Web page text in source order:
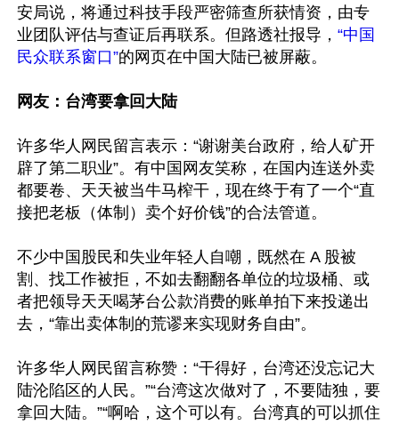
安局说，将通过科技手段严密筛查所获情资，由专
业团队评估与查证后再联系。但路透社报导， “中国
民众联系窗口”的网页在中国大陆已被屏蔽。
网友：台湾要拿回大陆
许多华人网民留言表示：“谢谢美台政府，给人矿开
辟了第二职业”。有中国网友笑称，在国内连送外卖
都要卷、天天被当牛马榨干，现在终于有了一个“直
接把老板（体制）卖个好价钱”的合法管道。
不少中国股民和失业年轻人自嘲，既然在 A 股被
割、找工作被拒，不如去翻翻各单位的垃圾桶、或
者把领导天天喝茅台公款消费的账单拍下来投递出
去，“靠出卖体制的荒谬来实现财务自由”。
许多华人网民留言称赞：“干得好，台湾还没忘记大
陆沦陷区的人民。”“台湾这次做对了，不要陆独，要
拿回大陆。”“啊哈，这个可以有。台湾真的可以抓住